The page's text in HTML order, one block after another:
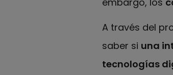
A través del
saber si una
tecnologías